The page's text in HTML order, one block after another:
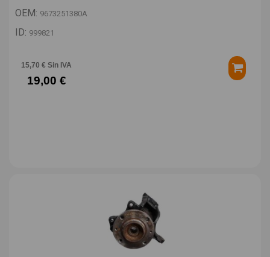
OEM: 9673251380A
ID: 999821
15,70 € Sin IVA
19,00 €